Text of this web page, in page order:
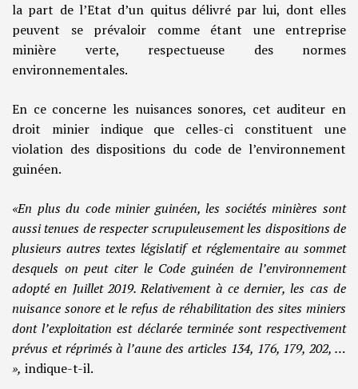
la part de l’Etat d’un quitus délivré par lui, dont elles
peuvent se prévaloir comme étant une entreprise
minière verte, respectueuse des normes
environnementales.
En ce concerne les nuisances sonores, cet auditeur en
droit minier indique que celles-ci constituent une
violation des dispositions du code de l’environnement
guinéen.
«En plus du code minier guinéen, les sociétés minières sont
aussi tenues de respecter scrupuleusement les dispositions de
plusieurs autres textes législatif et réglementaire au sommet
desquels on peut citer le Code guinéen de l’environnement
adopté en Juillet 2019. Relativement à ce dernier, les cas de
nuisance sonore et le refus de réhabilitation des sites miniers
dont l’exploitation est déclarée terminée sont respectivement
prévus et réprimés à l’aune des articles 134, 176, 179, 202, …
», indique-t-il.